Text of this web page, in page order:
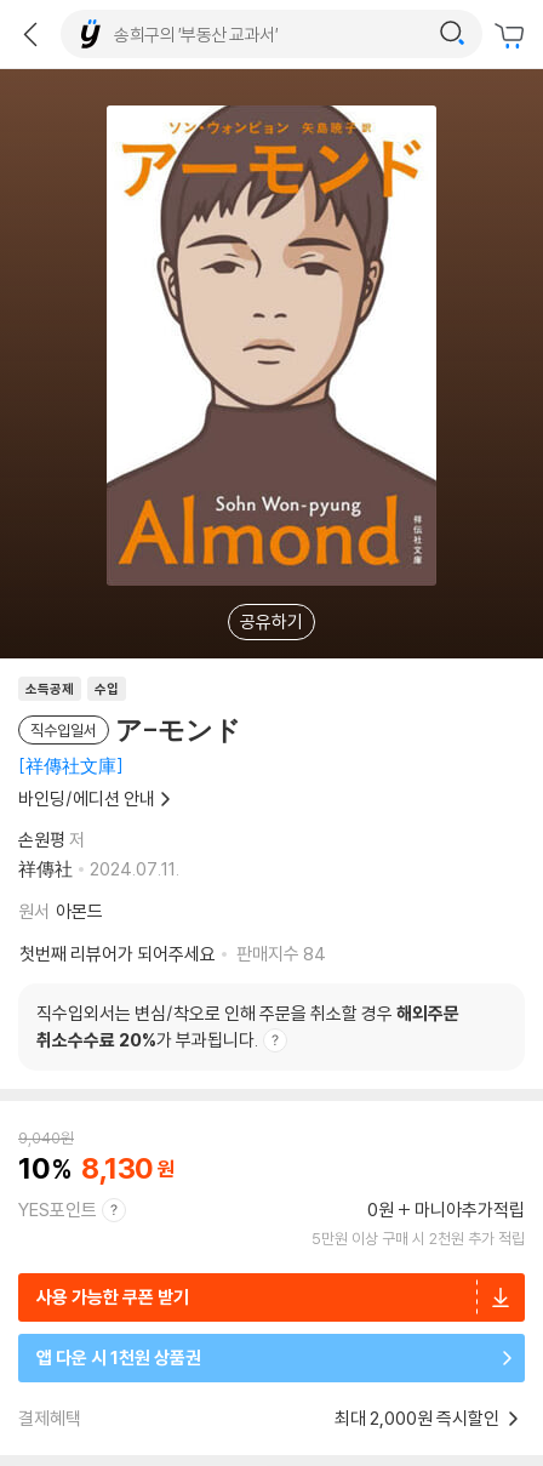
공유하기
소득공제 수입
직수입일서 ア-モンド
祥傳社文庫
바인딩/에디션 안내
손원평 저
祥傳社
2024.07.11.
원서 아몬드
첫번째 리뷰어가 되어주세요
판매지수 84
직수입외서는 변심/착오로 인해 주문을 취소할 경우 해외주문
취소수수료 20%가 부과됩니다.
9,040원
10 8,130
YES포인트 0원 마니아추가적립
5만원 이상 구매 시 2천원 추가 적립
사용 가능한 쿠폰 받기
앱 다운 시 1천원 상품권
결제혜택 최대 2,000원 즉시할인